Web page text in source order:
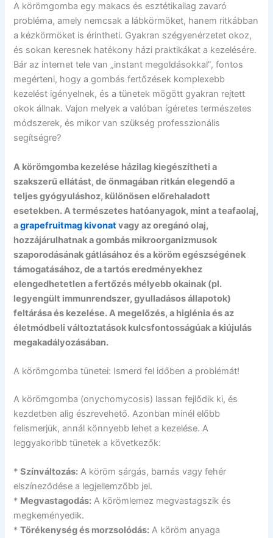
A körömgomba egy makacs és esztétikailag zavaró
probléma, amely nemcsak a lábkörmöket, hanem ritkábban
a kézkörmöket is érintheti. Gyakran szégyenérzetet okoz,
és sokan keresnek hatékony házi praktikákat a kezelésére.
Bár az internet tele van „instant megoldásokkal”, fontos
megérteni, hogy a gombás fertőzések komplexebb
kezelést igényelnek, és a tünetek mögött gyakran rejtett
okok állnak. Vajon melyek a valóban ígéretes természetes
módszerek, és mikor van szükség professzionális
segítségre?
A körömgomba kezelése házilag kiegészítheti a
szakszerű ellátást, de önmagában ritkán elegendő a
teljes gyógyuláshoz, különösen előrehaladott
esetekben. A természetes hatóanyagok, mint a teafaolaj,
agrapefruitmag kivonat vagy az oregánó olaj,
hozzájárulhatnak a gombás mikroorganizmusok
szaporodásának gátlásához és a köröm egészségének
támogatásához, de a tartós eredményekhez
elengedhetetlen a fertőzés mélyebb okainak (pl.
legyengült immunrendszer, gyulladásos állapotok)
feltárása és kezelése. A megelőzés, a higiénia és az
életmódbeli változtatások kulcsfontosságúak a kiújulás
megakadályozásában.
A körömgomba tünetei: Ismerd fel időben a problémát!
A körömgomba (onychomycosis) lassan fejlődik ki, és
kezdetben alig észrevehető. Azonban minél előbb
felismerjük, annál könnyebb lehet a kezelése. A
leggyakoribb tünetek a következők:
*Színváltozás: A köröm sárgás, barnás vagy fehér
elszíneződése a legjellemzőbb jel.
* Megvastagodás: A körömlemez megvastagszik és
megkeményedik.
*Törékenység és morzsolódás: A köröm anyaga